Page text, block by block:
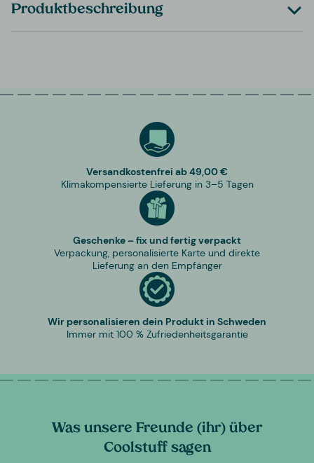
Produktbeschreibung
Versandkostenfrei ab 49,00 €
Klimakompensierte Lieferung in 3–5 Tagen
Geschenke – fix und fertig verpackt
Verpackung, personalisierte Karte und direkte
Lieferung an den Empfänger
Wir personalisieren dein Produkt in Schweden
Immer mit 100 % Zufriedenheitsgarantie
Was unsere Freunde (ihr) über
Coolstuff sagen